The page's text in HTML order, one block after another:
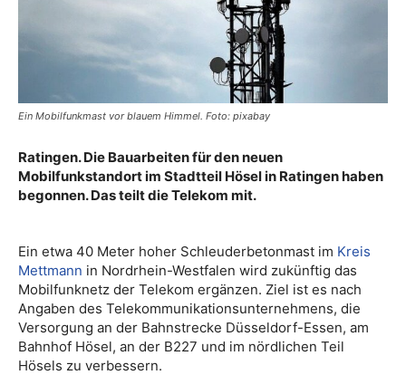
Ein Mobilfunkmast vor blauem Himmel. Foto: pixabay
Ratingen. Die Bauarbeiten für den neuen
Mobilfunkstandort im Stadtteil Hösel in Ratingen haben
begonnen. Das teilt die Telekom mit.
Ein etwa 40 Meter hoher Schleuderbetonmast im Kreis
Mettmann in Nordrhein-Westfalen wird zukünftig das
Mobilfunknetz der Telekom ergänzen. Ziel ist es nach
Angaben des Telekommunikationsunternehmens, die
Versorgung an der Bahnstrecke Düsseldorf-Essen, am
Bahnhof Hösel, an der B227 und im nördlichen Teil
Hösels zu verbessern.